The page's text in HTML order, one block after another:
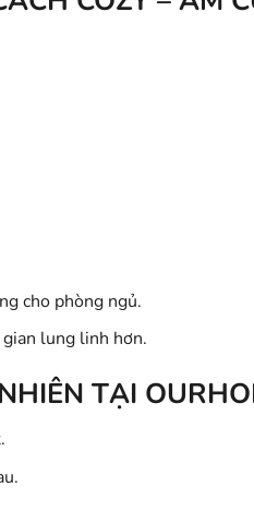
cho phòng ngủ.
lung linh hơn.
TẠI